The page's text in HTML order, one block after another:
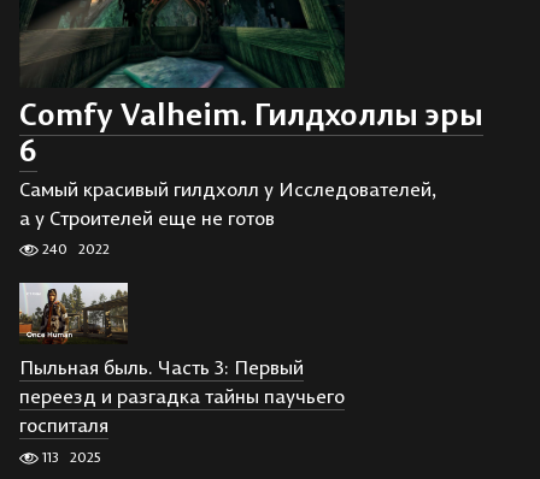
Comfy Valheim. Гилдхоллы эры
6
Самый красивый гилдхолл у Исследователей,
а у Строителей еще не готов
240 2022
Пыльная быль. Часть 3: Первый
переезд и разгадка тайны паучьего
госпиталя
113 2025